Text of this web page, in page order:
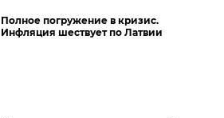
Полное погружение в кризис.
Инфляция шествует по Латвии